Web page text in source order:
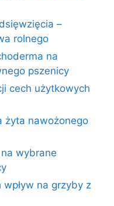
–
rolnego
na
pszenicy
cech użytkowych
żyta nawożonego
wybrane
na grzyby z